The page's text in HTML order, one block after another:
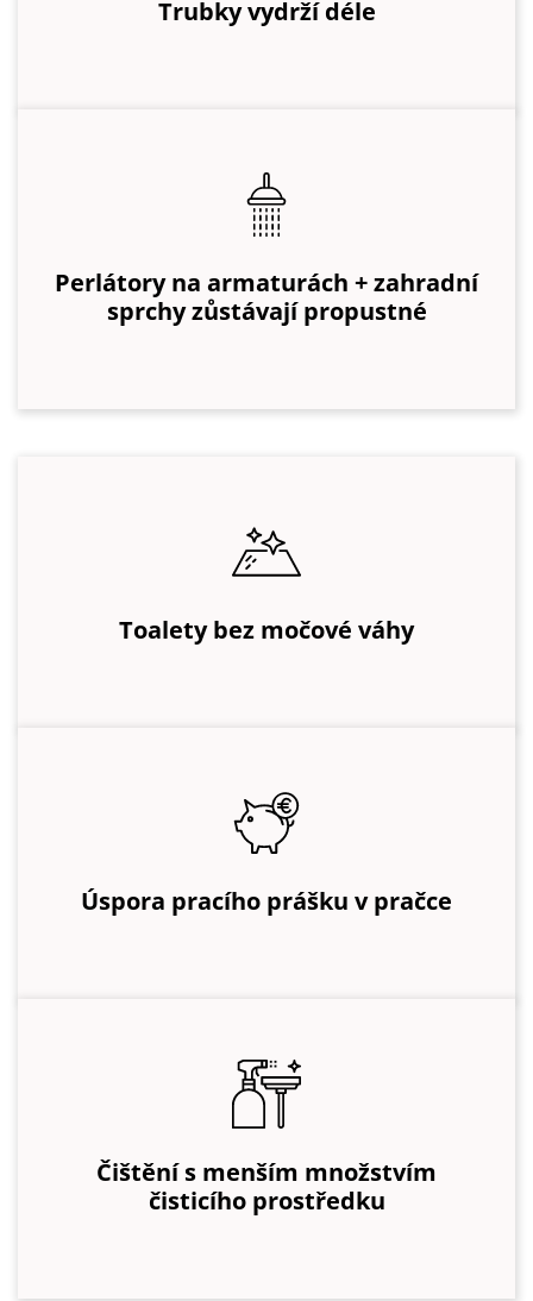
Trubky vydrží déle
Perlátory na armaturách + zahradní
sprchy zůstávají propustné
Toalety bez močové váhy
Úspora pracího prášku v pračce
Čištění s menším množstvím
čisticího prostředku